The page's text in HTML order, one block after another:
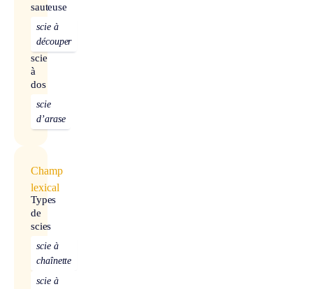
sauteuse
scie à
découper
scie
à
dos
scie
d’arase
Champ
lexical
Types
de
scies
scie à
chaînette
scie à